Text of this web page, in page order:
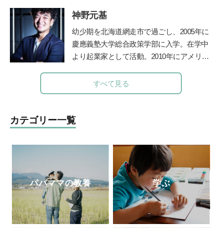
東日本関東病院小児科などを経て現職。４
人の女の子の母でもある。”
神野元基
幼少期を北海道網走市で過ごし、2005年に
慶應義塾大学総合政策学部に入学。在学中
より起業家として活動。2010年にアメリカ
道に進む。子どもたちに「未来を生き抜く
力」を身につけて欲しいと、2012年東京の
より人工知能型教材「
はじめ、全国の学校や学習塾で利用されて
いる。人工知能型教材の開発の他、「未来
教育」も提供している。
すべて見る
カテゴリー一覧
パパママの教養 学ぶ